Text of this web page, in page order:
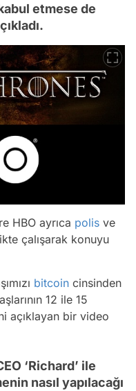
etmese de
HBO ayrıca polis ve
çalışarak konuyu
bitcoin cinsinden
12 ile 15
açıklayan bir video
‘Richard’ ile
nasıl yapılacağı